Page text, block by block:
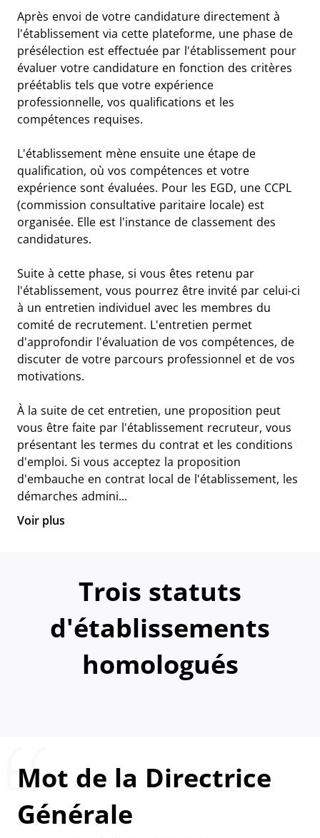
Après envoi de votre candidature directement à
l'établissement via cette plateforme, une phase de
présélection est effectuée par l'établissement pour
évaluer votre candidature en fonction des critères
préétablis tels que votre expérience
professionnelle, vos qualifications et les
compétences requises.
L'établissement mène ensuite une étape de
qualification, où vos compétences et votre
expérience sont évaluées. Pour les EGD, une CCPL
(commission consultative paritaire locale) est
organisée. Elle est l'instance de classement des
candidatures.
Suite à cette phase, si vous êtes retenu par
l'établissement, vous pourrez être invité par celui-ci
à un entretien individuel avec les membres du
comité de recrutement. L'entretien permet
d'approfondir l'évaluation de vos compétences, de
discuter de votre parcours professionnel et de vos
motivations.
À la suite de cet entretien, une proposition peut
vous être faite par l'établissement recruteur, vous
présentant les termes du contrat et les conditions
d'emploi. Si vous acceptez la proposition
d'embauche en contrat local de l'établissement, les
démarches admini...
Voir plus
Trois statuts
d'établissements
homologués
Mot de la Directrice
Générale